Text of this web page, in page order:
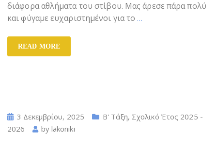
διάφορα αθλήματα του στίβου. Μας άρεσε πάρα πολύ
και φύγαμε ευχαριστημένοι για το…
READ MORE
3 Δεκεμβρίου, 2025 Β' Τάξη, Σχολικό Έτος 2025 -
2026
by lakoniki